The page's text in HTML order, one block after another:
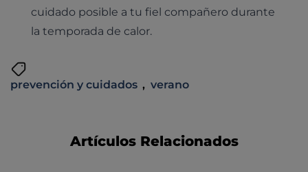
cuidado posible a tu fiel compañero durante
la temporada de calor.
prevención y cuidados , verano
Artículos Relacionados